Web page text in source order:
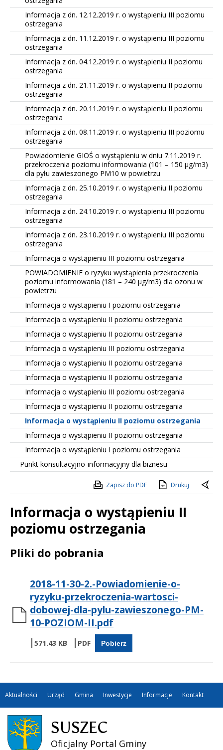
Informacja z dn. 12.12.2019 r. o wystąpieniu III poziomu
ostrzegania
Informacja z dn. 11.12.2019 r. o wystąpieniu III poziomu
ostrzegania
Informacja z dn. 04.12.2019 r. o wystąpieniu II poziomu
ostrzegania
Informacja z dn. 21.11.2019 r. o wystąpieniu II poziomu
ostrzegania
Informacja z dn. 20.11.2019 r. o wystąpieniu II poziomu
ostrzegania
Informacja z dn. 08.11.2019 r. o wystąpieniu III poziomu
ostrzegania
Powiadomienie GIOŚ o wystąpieniu w dniu 7.11.2019 r.
przekroczenia poziomu informowania (101 – 150 µg/m3)
dla pyłu zawieszonego PM10 w powietrzu
Informacja z dn. 25.10.2019 r. o wystąpieniu II poziomu
ostrzegania
Informacja z dn. 24.10.2019 r. o wystąpieniu III poziomu
ostrzegania
Informacja z dn. 23.10.2019 r. o wystąpieniu III poziomu
ostrzegania
Informacja o wystąpieniu III poziomu ostrzegania
POWIADOMIENIE o ryzyku wystąpienia przekroczenia
poziomu informowania (181 – 240 µg/m3) dla ozonu w
powietrzu
Informacja o wystąpieniu I poziomu ostrzegania
Informacja o wystąpieniu II poziomu ostrzegania
Informacja o wystąpieniu II poziomu ostrzegania
Informacja o wystąpieniu III poziomu ostrzegania
Informacja o wystąpieniu II poziomu ostrzegania
Informacja o wystąpieniu II poziomu ostrzegania
Informacja o wystąpieniu III poziomu ostrzegania
Informacja o wystąpieniu II poziomu ostrzegania
Informacja o wystąpieniu II poziomu ostrzegania
Informacja o wystąpieniu II poziomu ostrzegania
Informacja o wystąpieniu I poziomu ostrzegania
Punkt konsultacyjno-informacyjny dla biznesu
Zapisz do PDF Drukuj
Informacja o wystąpieniu II
poziomu ostrzegania
Treść
Pliki do pobrania
2018-11-30-2.-Powiadomienie-o-
ryzyku-przekroczenia-wartosci-
dobowej-dla-pylu-zawieszonego-PM-
10-POZIOM-II.pdf
571.43 KB Pobierz
Aktualności Urząd Gmina Inwestycje Informacje Kontakt
SUSZEC
Oficjalny Portal Gminy